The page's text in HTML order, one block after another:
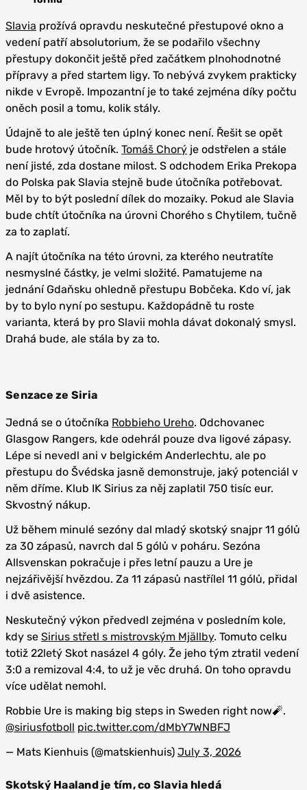
Slavia prožívá opravdu neskutečné přestupové okno a
vedení patří absolutorium, že se podařilo všechny
přestupy dokončit ještě před začátkem plnohodnotné
přípravy a před startem ligy. To nebývá zvykem prakticky
nikde v Evropě. Impozantní je to také zejména díky počtu
oněch posil a tomu, kolik stály.
Údajně to ale ještě ten úplný konec není. Řešit se opět
bude hrotový útočník. Tomáš Chorý je odstřelen a stále
není jisté, zda dostane milost. S odchodem Erika Prekopa
do Polska pak Slavia stejně bude útočníka potřebovat.
Měl by to být poslední dílek do mozaiky. Pokud ale Slavia
bude chtít útočníka na úrovni Chorého s Chytilem, tučně
za to zaplatí.
A najít útočníka na této úrovni, za kterého neutratíte
nesmyslné částky, je velmi složité. Pamatujeme na
jednání Gdaňsku ohledně přestupu Bobčeka. Kdo ví, jak
by to bylo nyní po sestupu. Každopádně tu roste
varianta, která by pro Slavii mohla dávat dokonalý smysl.
Drahá bude, ale stála by za to.
Senzace ze Siria
Jedná se o útočníka Robbieho Ureho. Odchovanec
Glasgow Rangers, kde odehrál pouze dva ligové zápasy.
Lépe si nevedl ani v belgickém Anderlechtu, ale po
přestupu do Švédska jasně demonstruje, jaký potenciál v
něm dříme. Klub IK Sirius za něj zaplatil 750 tisíc eur.
Skvostný nákup.
Už během minulé sezóny dal mladý skotský snajpr 11 gólů
za 30 zápasů, navrch dal 5 gólů v poháru. Sezóna
Allsvenskan pokračuje i přes letní pauzu a Ure je
nejzářivější hvězdou. Za 11 zápasů nastřílel 11 gólů, přidal
i dvě asistence.
Neskutečný výkon předvedl zejména v posledním kole,
kdy se Sirius střetl s mistrovským Mjällby. Tomuto celku
totiž 22letý Skot nasázel 4 góly. Že jeho tým ztratil vedení
3:0 a remizoval 4:4, to už je věc druhá. On toho opravdu
více udělat nemohl.
Robbie Ure is making big steps in Sweden right now🧨.
@siriusfotboll pic.twitter.com/dMbY7WNBFJ
— Mats Kienhuis (@matskienhuis) July 3, 2026
Skotský Haaland je tím, co Slavia hledá